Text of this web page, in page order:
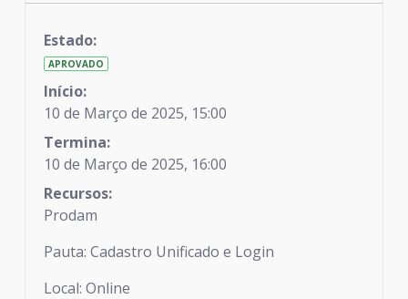
Calendário
Estado:
APROVADO
Início:
10 de Março de 2025, 15:00
Termina:
10 de Março de 2025, 16:00
Recursos:
Prodam
Pauta: Cadastro Unificado e Login
Local: Online